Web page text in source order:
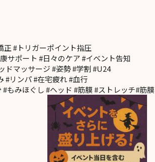
正 #トリガーポイント指圧
サポート #日々のケア #イベント告知
ドマッサージ #姿勢 #学割 #U24
#リンパ #在宅疲れ #血行
もみほぐし #ヘッド #筋膜 #ストレッチ#筋膜